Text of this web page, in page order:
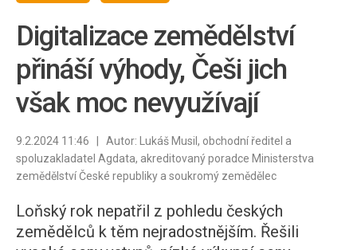
Digitalizace zemědělství
přináší výhody, Češi jich
však moc nevyužívají
9.2.2024 11:46 | Autor: Lukáš Musil, obchodní ředitel a
spoluzakladatel Agdata, akreditovaný poradce Ministerstva
zemědělství České republiky a soukromý zemědělec
Loňský rok nepatřil z pohledu českých
zemědělců k těm nejradostnějším. Řešili